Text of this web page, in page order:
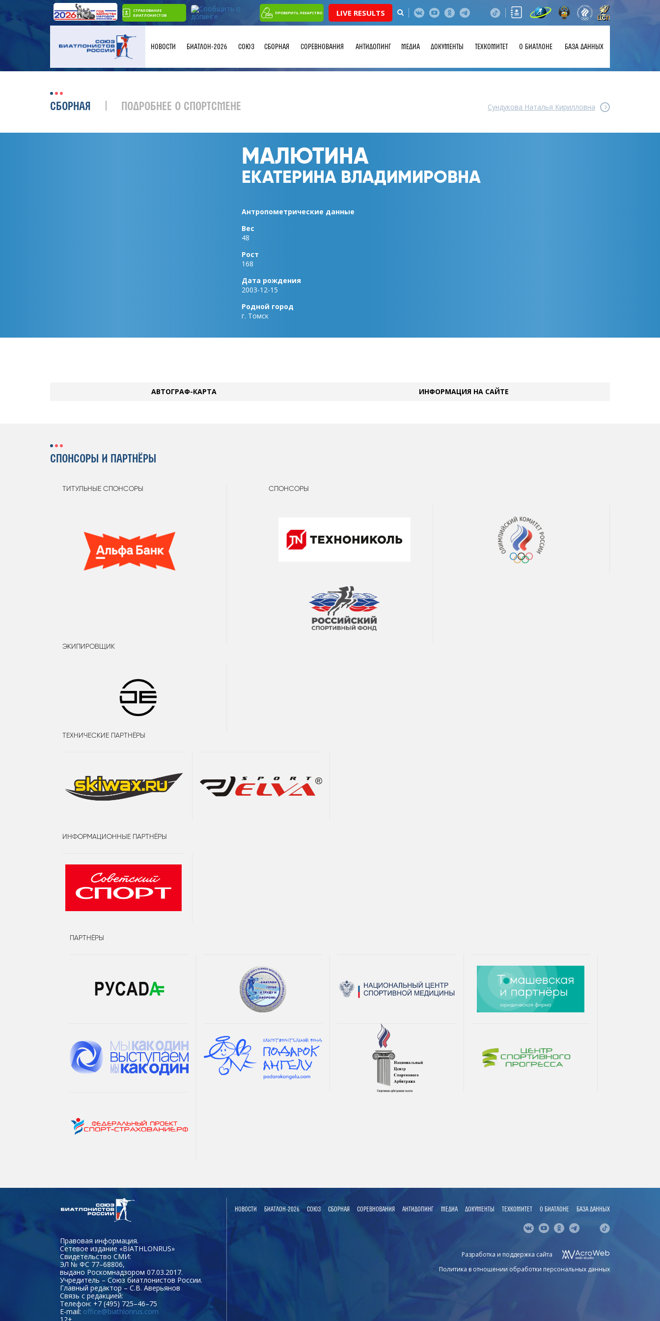
СТРАХОВАНИЕ
БИАТЛОНИСТОВ
ПРОВЕРИТЬ ЛЕКАРСТВО LIVE RESULTS
НОВОСТИ БИАТЛОН-2026 СОЮЗ СБОРНАЯ СОРЕВНОВАНИЯ АНТИДОПИНГ МЕДИА ДОКУМЕНТЫ ТЕХКОМИТЕТ О БИАТЛОНЕ БАЗА ДАННЫХ
СБОРНАЯ ПОДРОБНЕЕ О СПОРТСМЕНЕ Сундукова Наталья Кирилловна
МАЛЮТИНА
ЕКАТЕРИНА ВЛАДИМИРОВНА
Антропометрические данные
Вес
48
Рост
168
Дата рождения
2003-12-15
Родной город
г. Томск
АВТОГРАФ-КАРТА ИНФОРМАЦИЯ НА САЙТЕ
СПОНСОРЫ И ПАРТНЁРЫ
ТИТУЛЬНЫЕ СПОНСОРЫ СПОНСОРЫ
ЭКИПИРОВЩИК
ТЕХНИЧЕСКИЕ ПАРТНЁРЫ
ИНФОРМАЦИОННЫЕ ПАРТНЁРЫ
ПАРТНЁРЫ
Правовая информация.
Сетевое издание «BIATHLONRUS»
Свидетельство СМИ:
ЭЛ № ФС 77–68806,
выдано Роскомнадзором 07.03.2017.
Учредитель – Союз биатлонистов России.
Главный редактор – С.В. Аверьянов
Связь с редакцией:
Телефон: +7 (495) 725–46–75
E-mail: office@biathlonrus.com
НОВОСТИ БИАТЛОН-2026 СОЮЗ СБОРНАЯ СОРЕВНОВАНИЯ АНТИДОПИНГ МЕДИА ДОКУМЕНТЫ ТЕХКОМИТЕТ О БИАТЛОНЕ БАЗА ДАННЫХ
Разработка и поддержка сайта
Политика в отношении обработки персональных данных